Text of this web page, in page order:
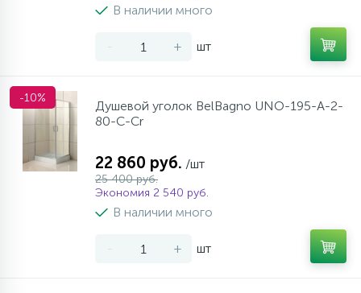
В наличии много
- + шт
-10%
Душевой уголок BelBagno UNO-195-A-2-
80-C-Cr
22 860 руб. /шт
25 400 руб.
Экономия 2 540 руб.
В наличии много
- + шт